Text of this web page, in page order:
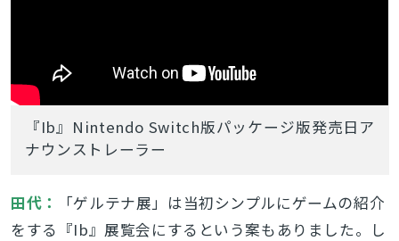
『Ib』Nintendo Switch版パッケージ版発売日ア
ナウンストレーラー
田代：
「ゲルテナ展」は当初シンプルにゲームの紹介
をする『Ib』展覧会にするという案もありました。し